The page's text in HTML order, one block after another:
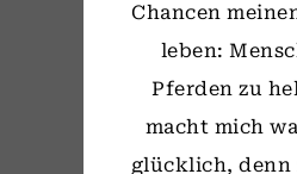
Chancen
leben:
Pferden zu
macht mich
glücklich, denn